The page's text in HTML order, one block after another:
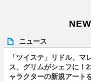
ニュース
「ツイステ」リドル、マ
ス、グリムがシェフに！
ャラクターの新規アート